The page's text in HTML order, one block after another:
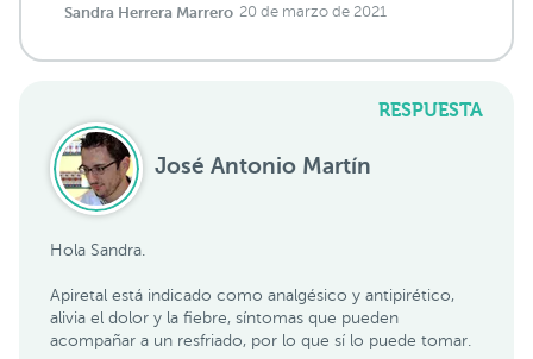
Sandra Herrera Marrero 20 de marzo de 2021
RESPUESTA
Hola Sandra.
Apiretal está indicado como analgésico y antipirético,
alivia el dolor y la fiebre, síntomas que pueden
acompañar a un resfriado, por lo que sí lo puede tomar.
José Antonio Martín